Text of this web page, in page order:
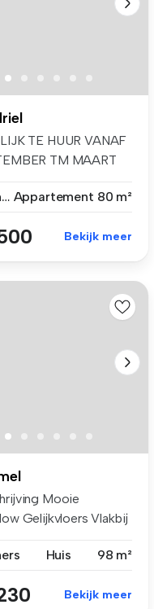
TE HUUR VANAF
TM MAART
3 kamers Appartement 80 m²
Bekijk meer
Mooie
Gelijkvloers Vlakbij
Huis 98 m²
Bekijk meer